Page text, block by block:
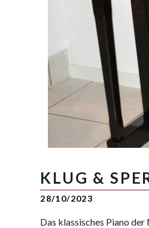
KLUG &
28/10/2023
Das klassisches Piano